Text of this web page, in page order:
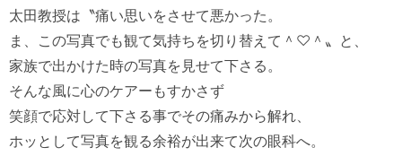
太田教授は〝痛い思いをさせて悪かった。
ま、この写真でも観て気持ちを切り替えて＾♡＾〟と、
家族で出かけた時の写真を見せて下さる。
そんな風に心のケアーもすかさず
笑顔で応対して下さる事でその痛みから解れ、
ホッとして写真を観る余裕が出来て次の眼科へ。